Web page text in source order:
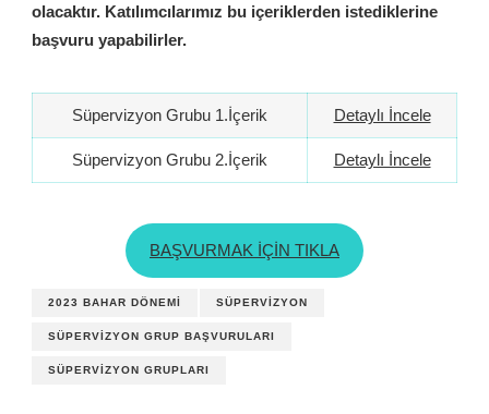
olacaktır. Katılımcılarımız bu içeriklerden istediklerine
başvuru yapabilirler.
Süpervizyon Grubu 1.İçerik Detaylı İncele
Süpervizyon Grubu 2.İçerik Detaylı İncele
BAŞVURMAK İÇİN TIKLA
2023 BAHAR DÖNEMI SÜPERVIZYON
SÜPERVIZYON GRUP BAŞVURULARI
SÜPERVIZYON GRUPLARI